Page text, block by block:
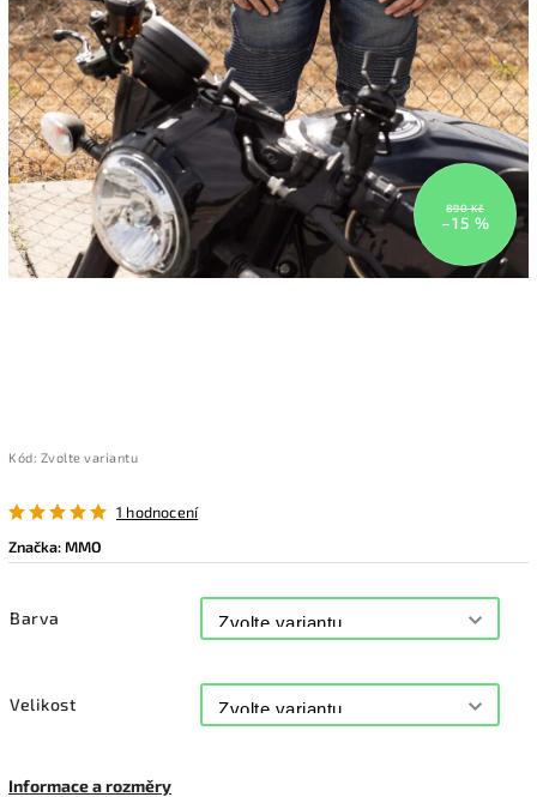
890 Kč
–15 %
Kód: Zvolte variantu
1 hodnocení
Značka:MMO
Barva
Velikost
Informace a rozměry